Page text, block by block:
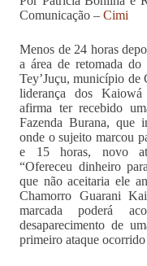
Comunicação – Cimi
Menos de 24 horas
a área de retomada
Tey’Juçu, município de
liderança dos
afirma ter recebido
Fazenda Burana, que
onde o sujeito marcou
e 15 horas, novo
“Ofereceu dinheiro
que não aceitaria ele
Chamorro Guarani
marcada poderá
desaparecimento de
primeiro ataque